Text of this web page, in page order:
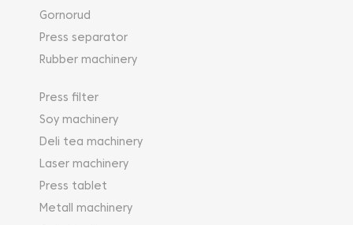
Gornorud
Press separator
Rubber machinery
Press filter
Soy machinery
Deli tea machinery
Laser machinery
Press tablet
Metall machinery